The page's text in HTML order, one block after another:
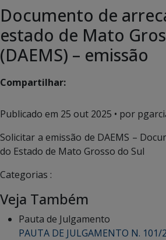
Documento de
estado de Mato
(DAEMS) – emissão
Compartilhar:
Publicado em 25 out 2025 • por
Solicitar a emissão de DAEMS –
do Estado de Mato Grosso do Sul
Categorias :
Veja Também
Pauta de Julgamento
PAUTA DE JULGAMENTO N. 101/